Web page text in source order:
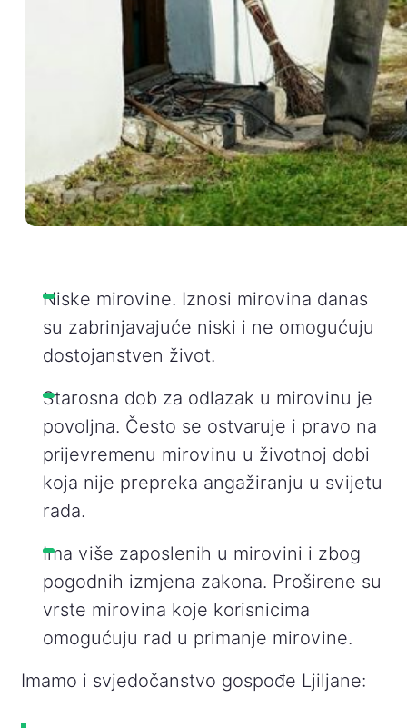
Niske mirovine. Iznosi mirovina danas
su zabrinjavajuće niski i ne omogućuju
dostojanstven život.
Starosna dob za odlazak u mirovinu je
povoljna. Često se ostvaruje i pravo na
prijevremenu mirovinu u životnoj dobi
koja nije prepreka angažiranju u svijetu
rada.
Ima više zaposlenih u mirovini i zbog
pogodnih izmjena zakona. Proširene su
vrste mirovina koje korisnicima
omogućuju rad u primanje mirovine.
Imamo i svjedočanstvo gospođe Ljiljane: